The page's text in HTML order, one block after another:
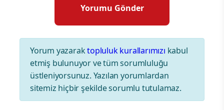
Yorum yazaraktopluluk kurallarımızı kabul
etmiş bulunuyor ve tüm sorumluluğu
üstleniyorsunuz. Yazılan yorumlardan
sitemiz hiçbir şekilde sorumlu tutulamaz.